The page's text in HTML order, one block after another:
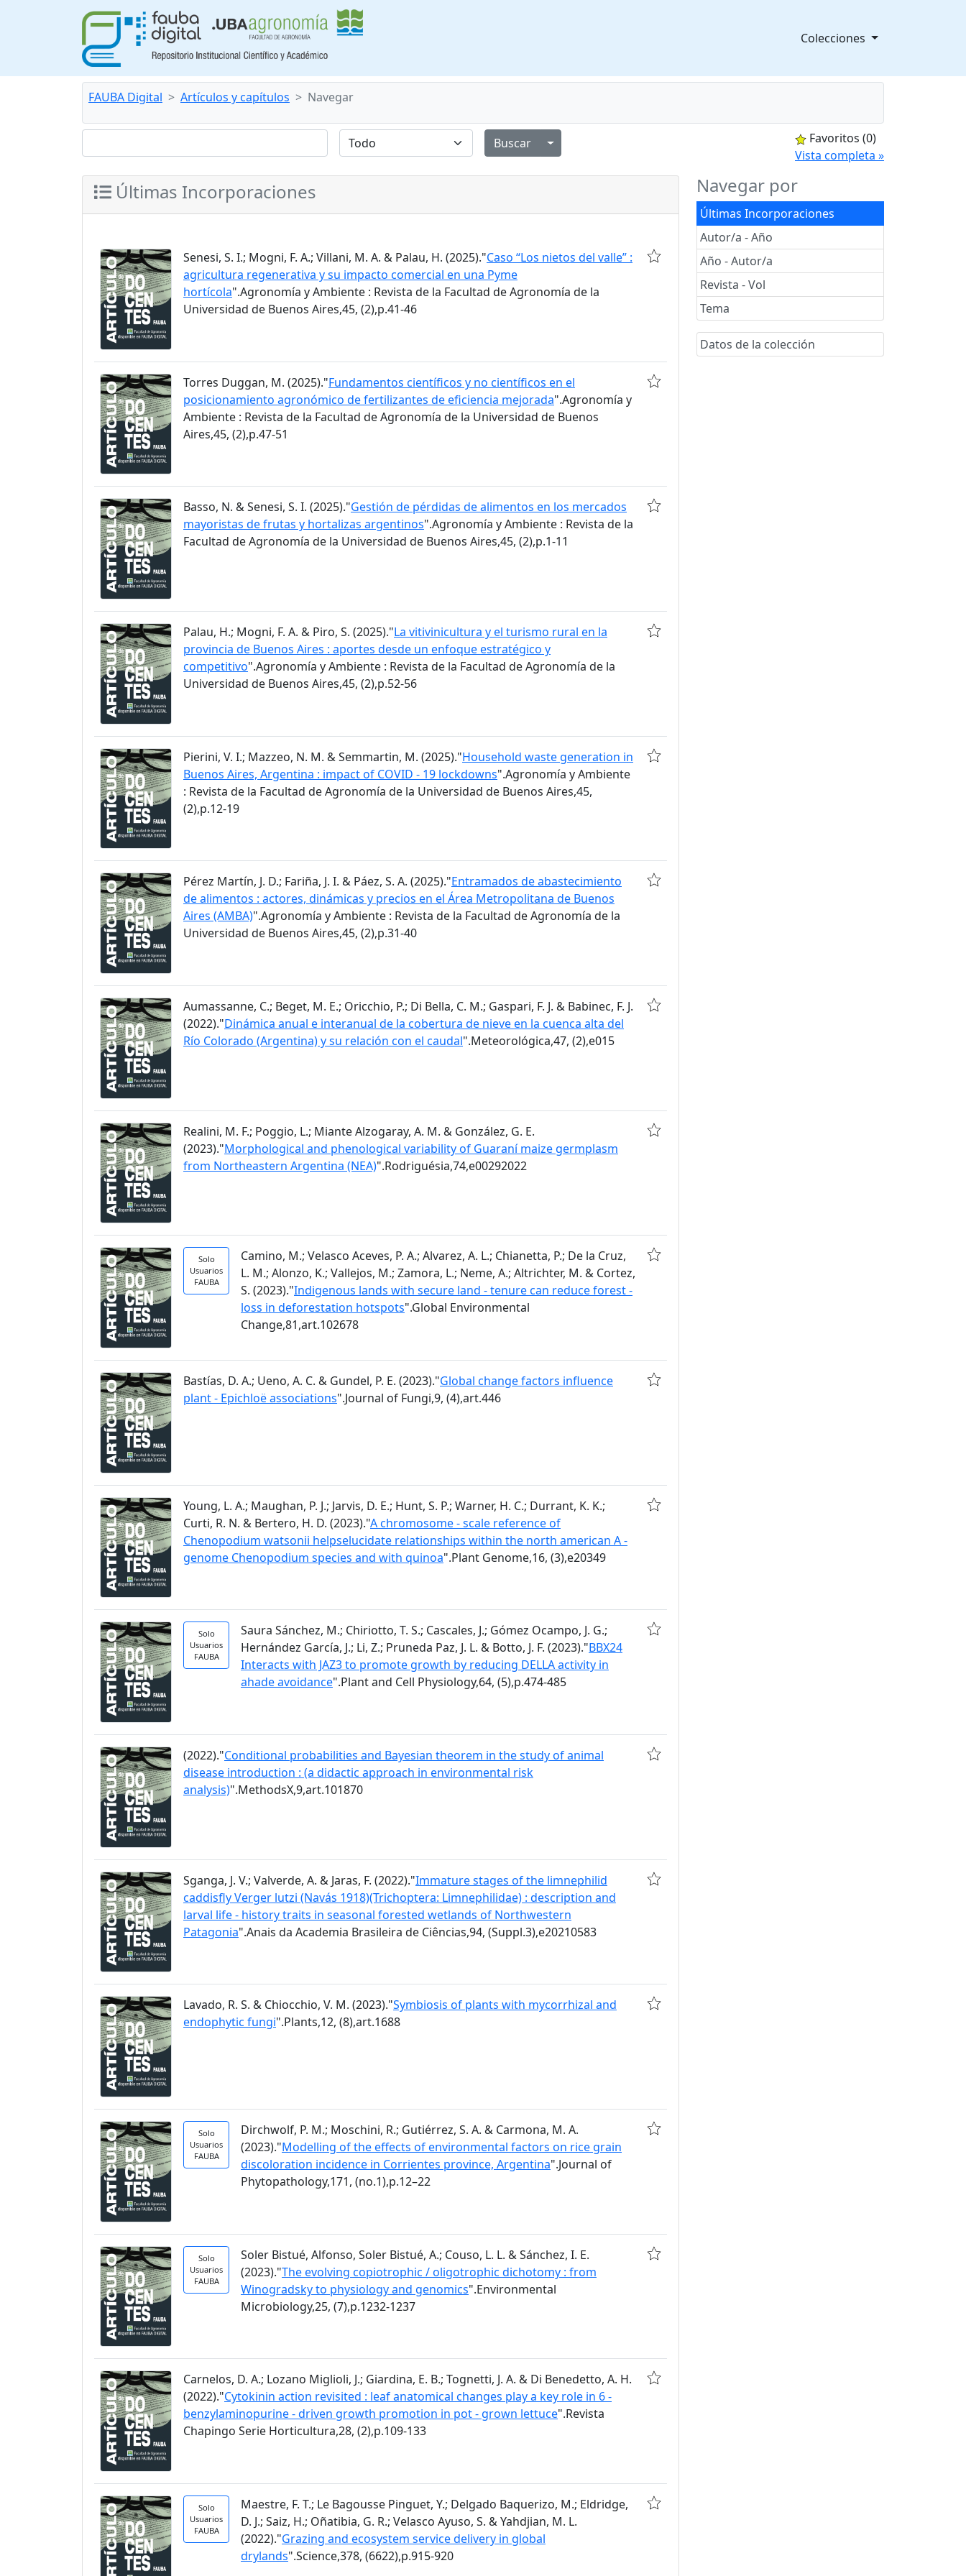
Colecciones
FAUBA Digital Artículos y capítulos Navegar
Alternar menú desplegable
Favoritos (0)
Vista completa »
Navegar por
Últimas Incorporaciones
Autor/a - Año
Año - Autor/a
Revista - Vol
Tema
Datos de la colección
Últimas Incorporaciones
Senesi, S. I.; Mogni, F. A.; Villani, M. A. & Palau, H. (2025)."Caso “Los nietos del valle” :
agricultura regenerativa y su impacto comercial en una Pyme
hortícola".Agronomía y Ambiente : Revista de la Facultad de Agronomía de la
Universidad de Buenos Aires,45, (2),p.41-46
Torres Duggan, M. (2025)."Fundamentos científicos y no científicos en el
posicionamiento agronómico de fertilizantes de eficiencia mejorada".Agronomía y
Ambiente : Revista de la Facultad de Agronomía de la Universidad de Buenos
Aires,45, (2),p.47-51
Basso, N. & Senesi, S. I. (2025)."Gestión de pérdidas de alimentos en los mercados
mayoristas de frutas y hortalizas argentinos".Agronomía y Ambiente : Revista de la
Facultad de Agronomía de la Universidad de Buenos Aires,45, (2),p.1-11
Palau, H.; Mogni, F. A. & Piro, S. (2025)."La vitivinicultura y el turismo rural en la
provincia de Buenos Aires : aportes desde un enfoque estratégico y
competitivo".Agronomía y Ambiente : Revista de la Facultad de Agronomía de la
Universidad de Buenos Aires,45, (2),p.52-56
Pierini, V. I.; Mazzeo, N. M. & Semmartin, M. (2025)."Household waste generation in
Buenos Aires, Argentina : impact of COVID - 19 lockdowns".Agronomía y Ambiente
: Revista de la Facultad de Agronomía de la Universidad de Buenos Aires,45,
(2),p.12-19
Pérez Martín, J. D.; Fariña, J. I. & Páez, S. A. (2025)."Entramados de abastecimiento
de alimentos : actores, dinámicas y precios en el Área Metropolitana de Buenos
Aires (AMBA)".Agronomía y Ambiente : Revista de la Facultad de Agronomía de la
Universidad de Buenos Aires,45, (2),p.31-40
Aumassanne, C.; Beget, M. E.; Oricchio, P.; Di Bella, C. M.; Gaspari, F. J. & Babinec, F. J.
(2022)."Dinámica anual e interanual de la cobertura de nieve en la cuenca alta del
Río Colorado (Argentina) y su relación con el caudal".Meteorológica,47, (2),e015
Realini, M. F.; Poggio, L.; Miante Alzogaray, A. M. & González, G. E.
(2023)."Morphological and phenological variability of Guaraní maize germplasm
from Northeastern Argentina (NEA)".Rodriguésia,74,e00292022
Solo
Usuarios
FAUBA
Camino, M.; Velasco Aceves, P. A.; Alvarez, A. L.; Chianetta, P.; De la Cruz,
L. M.; Alonzo, K.; Vallejos, M.; Zamora, L.; Neme, A.; Altrichter, M. & Cortez,
S. (2023)."Indigenous lands with secure land - tenure can reduce forest -
loss in deforestation hotspots".Global Environmental
Change,81,art.102678
Bastías, D. A.; Ueno, A. C. & Gundel, P. E. (2023)."Global change factors influence
plant - Epichloë associations".Journal of Fungi,9, (4),art.446
Young, L. A.; Maughan, P. J.; Jarvis, D. E.; Hunt, S. P.; Warner, H. C.; Durrant, K. K.;
Curti, R. N. & Bertero, H. D. (2023)."A chromosome - scale reference of
Chenopodium watsonii helpselucidate relationships within the north american A -
genome Chenopodium species and with quinoa".Plant Genome,16, (3),e20349
Solo
Usuarios
FAUBA
Saura Sánchez, M.; Chiriotto, T. S.; Cascales, J.; Gómez Ocampo, J. G.;
Hernández García, J.; Li, Z.; Pruneda Paz, J. L. & Botto, J. F. (2023)."BBX24
Interacts with JAZ3 to promote growth by reducing DELLA activity in
ahade avoidance".Plant and Cell Physiology,64, (5),p.474-485
(2022)."Conditional probabilities and Bayesian theorem in the study of animal
disease introduction : (a didactic approach in environmental risk
analysis)".MethodsX,9,art.101870
Sganga, J. V.; Valverde, A. & Jaras, F. (2022)."Immature stages of the limnephilid
caddisfly Verger lutzi (Navás 1918)(Trichoptera: Limnephilidae) : description and
larval life - history traits in seasonal forested wetlands of Northwestern
Patagonia".Anais da Academia Brasileira de Ciências,94, (Suppl.3),e20210583
Lavado, R. S. & Chiocchio, V. M. (2023)."Symbiosis of plants with mycorrhizal and
endophytic fungi".Plants,12, (8),art.1688
Solo
Usuarios
FAUBA
Dirchwolf, P. M.; Moschini, R.; Gutiérrez, S. A. & Carmona, M. A.
(2023)."Modelling of the effects of environmental factors on rice grain
discoloration incidence in Corrientes province, Argentina".Journal of
Phytopathology,171, (no.1),p.12–22
Solo
Usuarios
FAUBA
Soler Bistué, Alfonso, Soler Bistué, A.; Couso, L. L. & Sánchez, I. E.
(2023)."The evolving copiotrophic / oligotrophic dichotomy : from
Winogradsky to physiology and genomics".Environmental
Microbiology,25, (7),p.1232-1237
Carnelos, D. A.; Lozano Miglioli, J.; Giardina, E. B.; Tognetti, J. A. & Di Benedetto, A. H.
(2022)."Cytokinin action revisited : leaf anatomical changes play a key role in 6 -
benzylaminopurine - driven growth promotion in pot - grown lettuce".Revista
Chapingo Serie Horticultura,28, (2),p.109-133
Solo
Usuarios
FAUBA
Maestre, F. T.; Le Bagousse Pinguet, Y.; Delgado Baquerizo, M.; Eldridge,
D. J.; Saiz, H.; Oñatibia, G. R.; Velasco Ayuso, S. & Yahdjian, M. L.
(2022)."Grazing and ecosystem service delivery in global
drylands".Science,378, (6622),p.915-920